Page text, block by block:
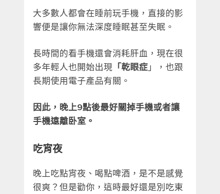
大多數人都會在睡前玩手機，直接的影
響便是讓你無法深度睡眠甚至失眠。
長時間的看手機還會消耗肝血，現在很
多年輕人也開始出現 「乾眼症」，也跟
長期使用電子產品有關。
因此，晚上9點後最好關掉手機或者讓
手機遠離卧室。
吃宵夜
晚上吃點宵夜、喝點啤酒，是不是感覺
很爽？但是勸你，這時最好還是別吃東